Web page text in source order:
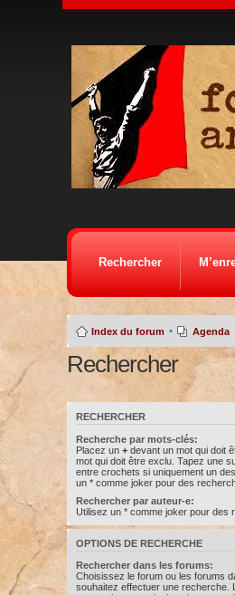
Rechercher
Index du forum • Agenda
Rechercher
RECHERCHER
Recherche par mots-clés:
Placez un +devant un mot qui doit
mot qui doit être exclu. Tapez une
entre crochets si uniquement un
un * comme joker pour des
Rechercher par auteur-e:
Utilisez un * comme joker pour des
OPTIONS DE RECHERCHE
Rechercher dans les forums:
Choisissez le forum ou les forums
souhaitez effectuer une recherche.